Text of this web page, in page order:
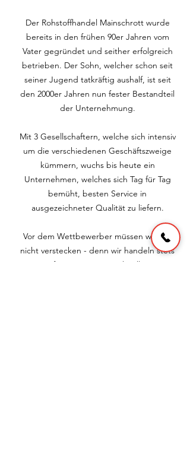
Der Rohstoffhandel Mainschrott wurde
bereits in den frühen 90er Jahren vom
Vater gegründet und seither erfolgreich
betrieben. Der Sohn, welcher schon seit
seiner Jugend tatkräftig aushalf, ist seit
den 2000er Jahren nun fester Bestandteil
der Unternehmung.
Mit 3 Gesellschaftern, welche sich intensiv
um die verschiedenen Geschäftszweige
kümmern, wuchs bis heute ein
Unternehmen, welches sich Tag für Tag
bemüht, besten Service in
ausgezeichneter Qualität zu liefern.
Vor dem Wettbewerber müssen wir uns
nicht verstecken - denn wir handeln stets
fair - preiswert - schnell.